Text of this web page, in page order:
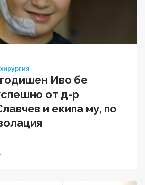
Иво бе
от д-р
и екипа му, по